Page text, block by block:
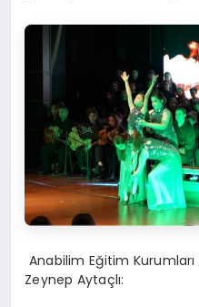
AnabilimEğitim Kurumları
Zeynep Aytaçlı: